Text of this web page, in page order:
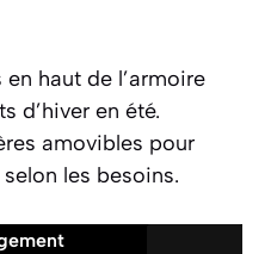
haut de l’armoire
d’hiver en été.
amovibles pour
les besoins.